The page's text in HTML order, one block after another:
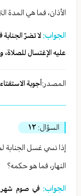
الأذان، فما هي المدة
الجواب: لا تضرّ
عليه الإغتسال للصلاة،
المصدر:أجوبة
السؤال: ١٢
إذا نسي غسل الجنابة
النهار، فما هو حكمه؟
الجواب:في صوم شهر